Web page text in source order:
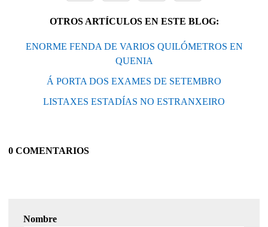
OTROS ARTÍCULOS EN ESTE BLOG:
ENORME FENDA DE VARIOS QUILÓMETROS EN
QUENIA
Á PORTA DOS EXAMES DE SETEMBRO
LISTAXES ESTADÍAS NO ESTRANXEIRO
0 COMENTARIOS
Nombre